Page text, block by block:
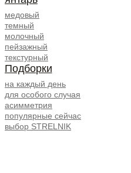
медовый
темный
молочный
пейзажный
текстурный
Подборки
на каждый день
для особого случая
асимметрия
популярные сейчас
выбор STRELNIK